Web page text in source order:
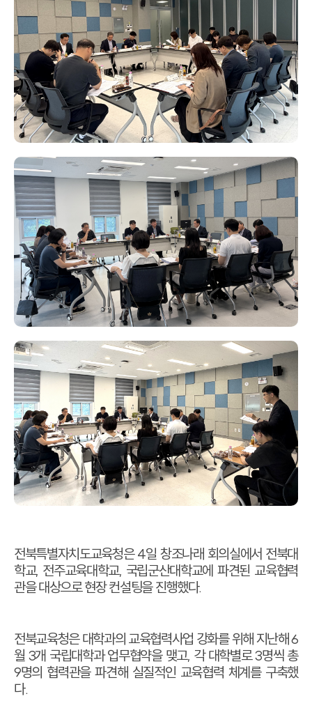
전북특별자치도교육청은4일 창조나래 회의실에서 전북대
학교, 전주교육대학교, 국립군산대학교에 파견된 교육협력
관을 대상으로 현장 컨설팅을 진행했다.
전북교육청은 대학과의 교육협력사업 강화를 위해 지난해6
월 3개 국립대학과 업무협약을 맺고, 각 대학별로3명씩 총
9명의 협력관을 파견해 실질적인 교육협력 체계를 구축했
다.